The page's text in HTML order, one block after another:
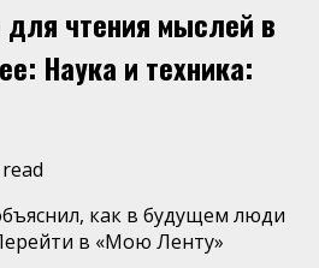
для чтения мыслей в
Наука и техника:
как в будущем люди
в «Мою Ленту»